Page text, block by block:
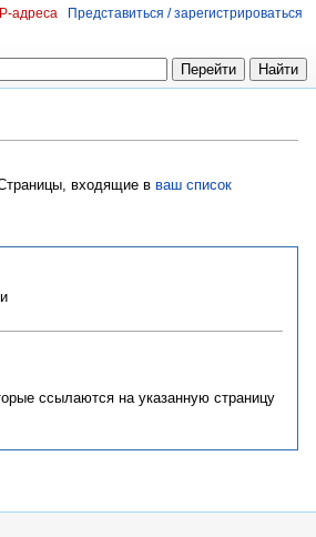
входящие в ваш список
ссылаются на указанную страницу
адреса Представиться / зарегистрироваться